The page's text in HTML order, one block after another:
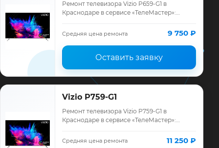
Ремонт телевизора Vizio P659-G1 в
Краснодаре в сервисе «ТелеМастер»:
ремонта, запчасти и гарантия до 12
месяцев.
Средняя цена ремонта 9 750 ₽
Оставить заявку
Vizio P759-G1
Ремонт телевизора Vizio P759-G1 в
Краснодаре в сервисе «ТелеМастер»:
ремонта, запчасти и гарантия до 12
Средняя цена ремонта 11 250 ₽